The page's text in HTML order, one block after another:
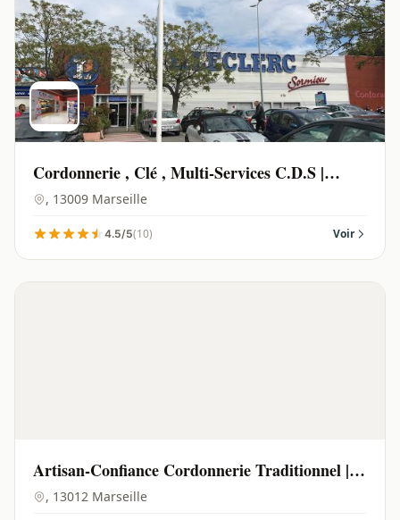
Cordonnerie , Clé , Multi-Services C.D.S |
Marseille - 13009
, 13009 Marseille
4.5/5(10) Voir
Artisan-Confiance Cordonnerie Traditionnel |
Marseille - 13012
, 13012 Marseille